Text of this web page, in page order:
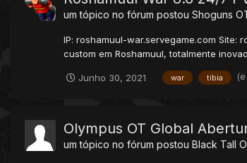
um tópico no fórum postou Shoguns
IP: roshamuul-war.servegame.com Site:
custom em Roshamuul, totalmente
Junho 30, 2021 war tibia
Olympus OT Global
um tópico no fórum postou Black Tall